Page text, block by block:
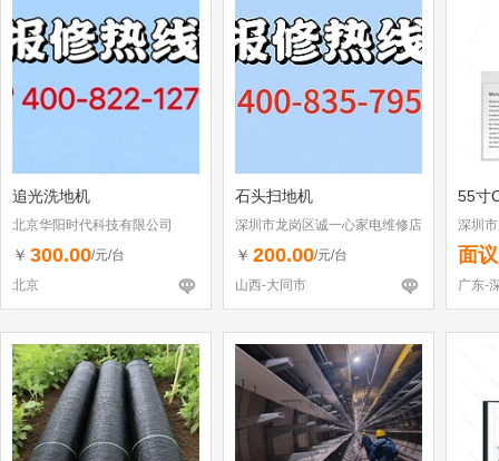
追光洗地机
北京华阳时代科技有限公司
￥ 300.00/元/台
北京
石头扫地机
深圳市龙岗区诚一心家电维修店
（个体工商户）
￥ 200.00/元/台
山西-大同市
55寸
深圳
面议
广东-